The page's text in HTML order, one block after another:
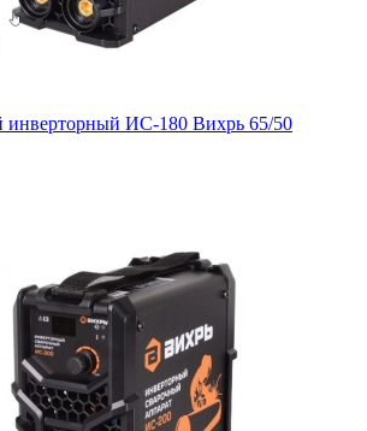
инверторный ИС-180 Вихрь 65/50